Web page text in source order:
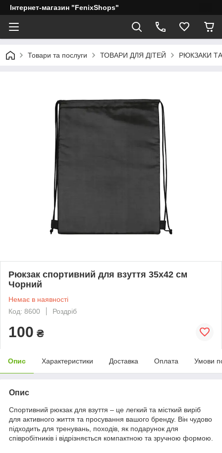
Інтернет-магазин "FenixShops"
Товари та послуги ТОВАРИ ДЛЯ ДІТЕЙ РЮКЗАКИ
Рюкзак спортивний для взуття 35х42 см
Чорний
Немає в наявності
Код: 8600
Роздріб
100 ₴
Опис Характеристики Доставка Оплата Умови
Опис
Спортивний рюкзак для взуття – це легкий та місткий виріб
для активного життя та просування вашого бренду. Він чудово
підходить для тренувань, походів, як подарунок для
співробітників і відрізняється компактною та зручною формою.